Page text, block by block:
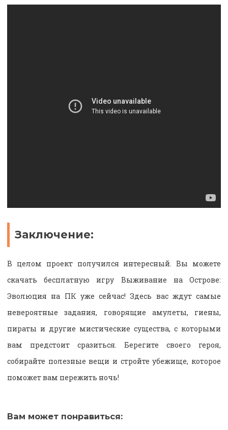
Заключение:
В целом проект получился интересный. Вы можете
скачать бесплатную игру Выживание на Острове:
Эволюция на ПК уже сейчас! Здесь вас ждут самые
невероятные задания, говорящие амулеты, гиены,
пираты и другие мистические существа, с которыми
вам предстоит сразиться. Берегите своего героя,
собирайте полезные вещи и стройте убежище, которое
поможет вам пережить ночь!
Вам может понравиться: